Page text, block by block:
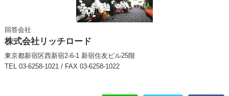
回答会社
株式会社リッチロード
東京都新宿区西新宿2-6-1 新宿住友ビル25階
TEL 03-6258-1021 / FAX 03-6258-1022